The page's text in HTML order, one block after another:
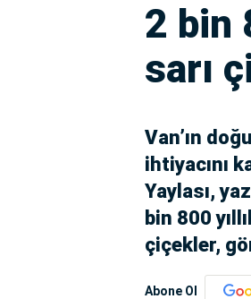
2 bin
sarı
Van’ın
ihtiyacını
Yaylası,
bin 800
çiçekler,
Abone Ol